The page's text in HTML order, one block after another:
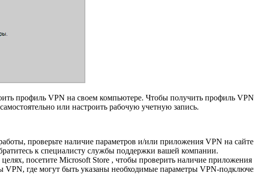
профиль VPN на своем компьютере. Чтобы получить профиль
или настроить рабочую учетную запись.
проверьте наличие параметров и/или приложения VPN на сайте
к специалисту службы поддержки вашей компании.
посетите Microsoft Store , чтобы проверить наличие приложения
VPN, где могут быть указаны необходимые параметры VPN-